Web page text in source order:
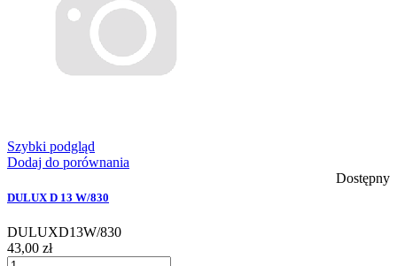
Szybki podgląd
Dodaj do porównania
Dostępny
DULUX D 13 W/830
DULUXD13W/830
43,00 zł